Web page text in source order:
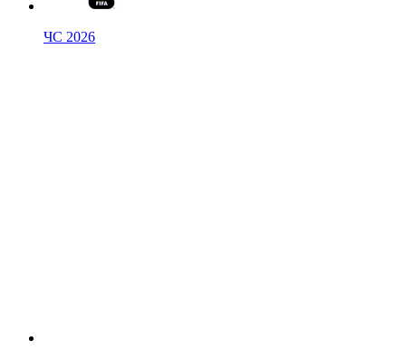
ЧС 2026